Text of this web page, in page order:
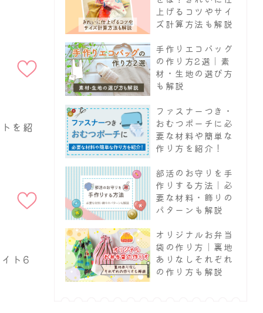
を紹
ト6
上げるコツやサイ
ズ計算方法も解説
手作りエコバッグ
の作り方2選｜素
材・生地の選び方
も解説
ファスナーつき・
おむつポーチに必
要な材料や簡単な
作り方を紹介！
部活のお守りを手
作りする方法｜必
要な材料・飾りの
パターンも解説
オリジナルお弁当
袋の作り方｜裏地
ありなしそれぞれ
の作り方も解説